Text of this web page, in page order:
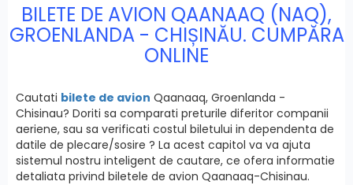
BILETE DE AVION QAANAAQ (NAQ),
GROENLANDA - CHIȘINĂU. CUMPĂRA
ONLINE
Cautati bilete de avion Qaanaaq, Groenlanda -
Chisinau? Doriti sa comparati preturile diferitor companii
aeriene, sau sa verificati costul biletului in dependenta de
datile de plecare/sosire ? La acest capitol va va ajuta
sistemul nostru inteligent de cautare, ce ofera informatie
detaliata privind biletele de avion Qaanaaq-Chisinau.